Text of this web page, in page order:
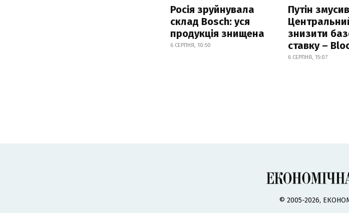
Росія зруйнувала
склад Bosch: уся
продукція знищена
6 СЕРПНЯ, 10:50
Путін змусив
знизити
ставку –
6 СЕРПНЯ, 15:07
© 2005-2026,